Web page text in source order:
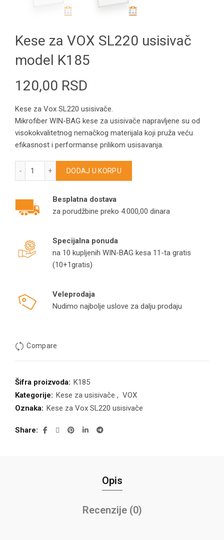
Kese za VOX SL220 usisivač
model K185
120,00 RSD
Kese za Vox SL220 usisivače.
Mikrofiber WIN-BAG kese za usisivače napravljene su od
visokokvalitetnog nemačkog materijala koji pruža veću
efikasnost i performanse prilikom usisavanja.
DODAJ U KORPU
Besplatna dostava
za porudžbine preko 4.000,00 dinara
Specijalna ponuda
na 10 kupljenih WIN-BAG kesa 11-ta gratis
(10+1gratis)
Veleprodaja
Nudimo najbolje uslove za dalju prodaju
Compare
Šifra proizvoda: K185
Kategorije: Kese za usisivače , VOX
Oznaka: Kese za Vox SL220 usisivače
Share
Opis
Recenzije (0)